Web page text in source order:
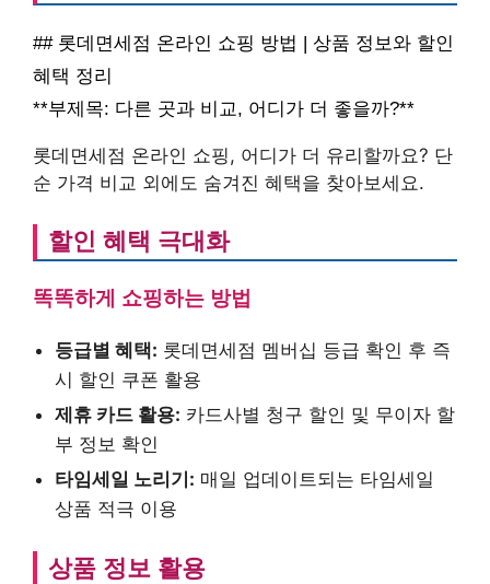
## 롯데면세점 온라인 쇼핑 방법 | 상품 정보와 할인
혜택 정리
**부제목: 다른 곳과 비교, 어디가 더 좋을까?**
롯데면세점 온라인 쇼핑, 어디가 더 유리할까요? 단
순 가격 비교 외에도 숨겨진 혜택을 찾아보세요.
할인 혜택 극대화
똑똑하게 쇼핑하는 방법
등급별 혜택: 롯데면세점 멤버십 등급 확인 후 즉
시 할인 쿠폰 활용
제휴 카드 활용: 카드사별 청구 할인 및 무이자 할
부 정보 확인
타임세일 노리기: 매일 업데이트되는 타임세일
상품 적극 이용
상품 정보 활용